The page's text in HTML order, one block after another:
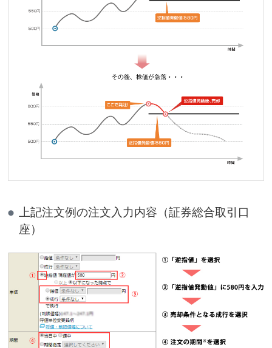
上記注文例の注文入力内容（証券総合取引口
座）